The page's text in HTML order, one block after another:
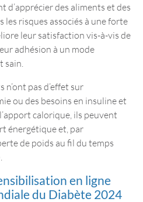
des aliments et des
les risques associés à une forte
leur satisfaction vis-à-vis de
adhésion à un mode
sain.
pas d’effet sur
ou des besoins en insuline et
calorique, ils peuvent
énergétique et, par
de poids au fil du temps
en ligne
du Diabète 2024